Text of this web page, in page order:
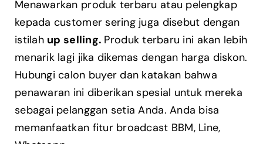
Menawarkan produk terbaru atau pelengkap
kepada customer sering juga disebut dengan
istilah up selling. Produk terbaru ini akan lebih
menarik lagi jika dikemas dengan harga diskon.
Hubungi calon buyer dan katakan bahwa
penawaran ini diberikan spesial untuk mereka
sebagai pelanggan setia Anda. Anda bisa
memanfaatkan fitur broadcast BBM, Line,